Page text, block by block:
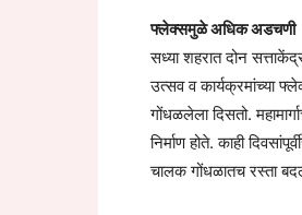
फ्लेक्समुळे अधिक अडचणी
सध्या शहरात दोन
उत्सव व कार्यक्रमांच्या
गोंधळलेला दिसतो.
निर्माण होते. काही
चालक गोंधळातच रस्ता